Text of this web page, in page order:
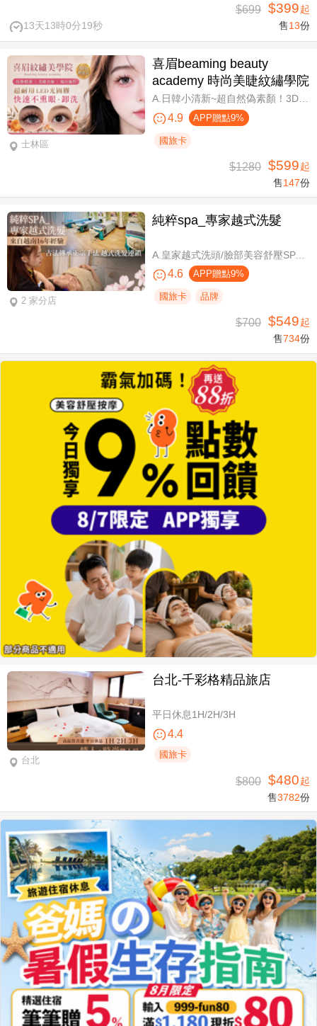
13天13時0分18秒
$699 $399起
售13份
士林區
喜眉beaming beauty
academy 時尚美睫紋繡學院
A.日韓小清新~超自然偽素顏！3D 120~150根睫毛嫁接套餐/B.迷人可愛~輕盈氣墊濃密感！3D Y型毛250根/6D雲朵輕盈氣墊睫毛350根嫁接 二選一/C.絕美驚嘆！迷人夢幻美人魚睫毛！超濃密輕柔6D 450~500根睫毛嫁接套餐/D.歐美混血風格！超濃密深邃睫毛6D 600根睫毛嫁接套餐/E.泰式輕感設計～異國混血感超迷人！6D 輕泰式不限根數睫毛嫁接套餐/F.八大效果美肌精緻保養全程90分
4.9 APP贈點9%
國旅卡
$1280 $599起
售147份
2 家分店
純粹spa_專家越式洗髮
A.皇家越式洗頭/臉部美容舒壓SPA/舒壓採耳SPA 三選一40分(手技40分) / B.越式經典足底深層保養+去足繭+精油按摩 / C.越式純粹經典套餐(臉部美容舒壓SPA/舒壓採耳SPA二選一)全程80分(手技80分) / D.越式皇家古法按摩|全身越式精油舒壓/越式古法指壓 任選全程60分(手技60分)
4.6 APP贈點9%
國旅卡 品牌
$700 $549起
售734份
台北
台北-千彩格精品旅店
平日休息1H/2H/3H
4.4
國旅卡
$800 $480起
售3782份